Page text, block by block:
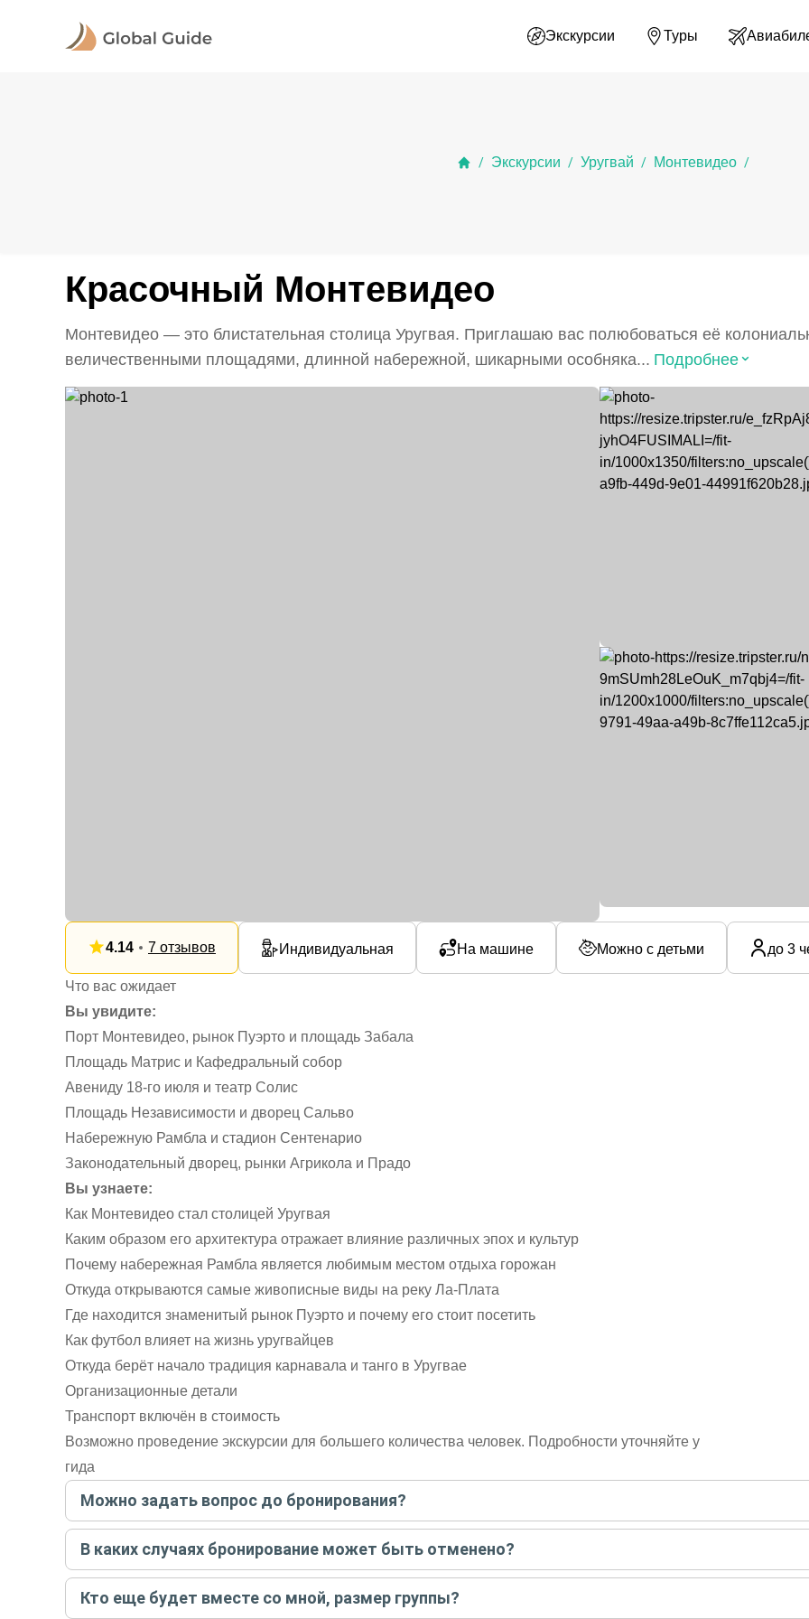
Экскурсии Туры
/ Экскурсии / Уругвай / Монтевидео /
Красочный Монтевидео
Монтевидео — это блистательная столица Уругвая. Приглашаю вас полюбоваться её
величественными площадями, длинной набережной, шикарными особняка... Подробнее⌃
4.14 7 отзывов Индивидуальная На машине Можно с детьми до 3
Что вас ожидает
Вы увидите:
Порт Монтевидео, рынок Пуэрто и площадь Забала
Площадь Матрис и Кафедральный собор
Авениду 18-го июля и театр Солис
Площадь Независимости и дворец Сальво
Набережную Рамбла и стадион Сентенарио
Законодательный дворец, рынки Агрикола и Прадо
Вы узнаете:
Как Монтевидео стал столицей Уругвая
Каким образом его архитектура отражает влияние различных эпох и культур
Почему набережная Рамбла является любимым местом отдыха горожан
Откуда открываются самые живописные виды на реку Ла-Плата
Где находится знаменитый рынок Пуэрто и почему его стоит посетить
Как футбол влияет на жизнь уругвайцев
Откуда берёт начало традиция карнавала и танго в Уругвае
Организационные детали
Транспорт включён в стоимость
Возможно проведение экскурсии для большего количества человек. Подробности уточняйте у
гида
Можно задать вопрос до бронирования?
Достаточно перейти по ссылке «Задать вопрос» и написать гиду. Платить при этом не нужно. Сначала согласуйте с
бронируйте экскурсию.Задать вопрос.
В каких случаях бронирование может быть отменено?
Только в случае неблагоприятных погодных условий, например, если экскурсия на кораблике, а по прогнозу погоды
вас об отмене, а мы вернем предоплату на карту. Во всех остальных случаях экскурсия состоится.
Кто еще будет вместе со мной, размер группы?